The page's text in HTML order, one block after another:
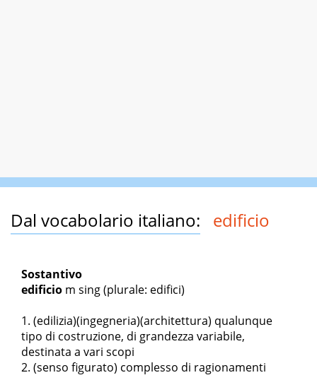
Dal vocabolario italiano: edificio
Sostantivo
edificio m sing(plurale: edifici)
(edilizia)(ingegneria)(architettura) qualunque
tipo di costruzione, di grandezza variabile,
destinata a vari scopi
(senso figurato) complesso di ragionamenti